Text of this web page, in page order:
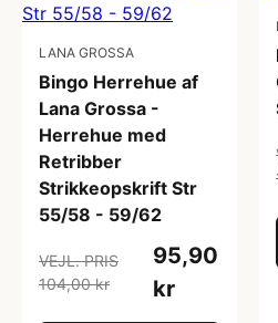
LANA GROSSA
Bingo Herrehue af
Lana Grossa -
Herrehue med
Retribber
Strikkeopskrift Str
55/58 - 59/62
VEJL. PRIS
104,00 kr
95,90
kr